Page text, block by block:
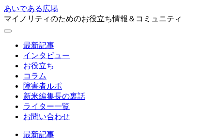
あいである広場
マイノリティのためのお役立ち情報＆コミュニティ
最新記事
インタビュー
お役立ち
コラム
障害者ルポ
新米編集長の裏話
ライター一覧
お問い合わせ
最新記事